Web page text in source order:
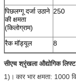
पिछलग्गू दर्जा उठाने
की क्षमता
(किलोग्राम)
250
रैक मॉड्यूल 8
सीएच श्रृंखला औद्योगिक
1)। कार भार क्षमता: 1000